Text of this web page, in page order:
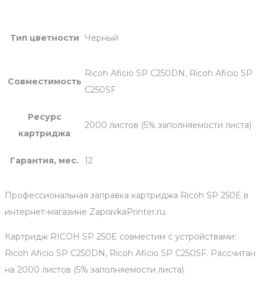
Тип цветности Черный
Совместимость
Ricoh Aficio SP C250DN, Ricoh Aficio SP
C250SF
Ресурс
картриджа
2000 листов (5% заполняемости листа)
Гарантия, мес. 12
Профессиональная заправка картриджа Ricoh SP 250E в
интернет-магазине ZapravkaPrinter.ru.
Картридж RICOH SP 250E совместим с устройствами:
Ricoh Aficio SP C250DN, Ricoh Aficio SP C250SF. Рассчитан
на 2000 листов (5% заполняемости листа).